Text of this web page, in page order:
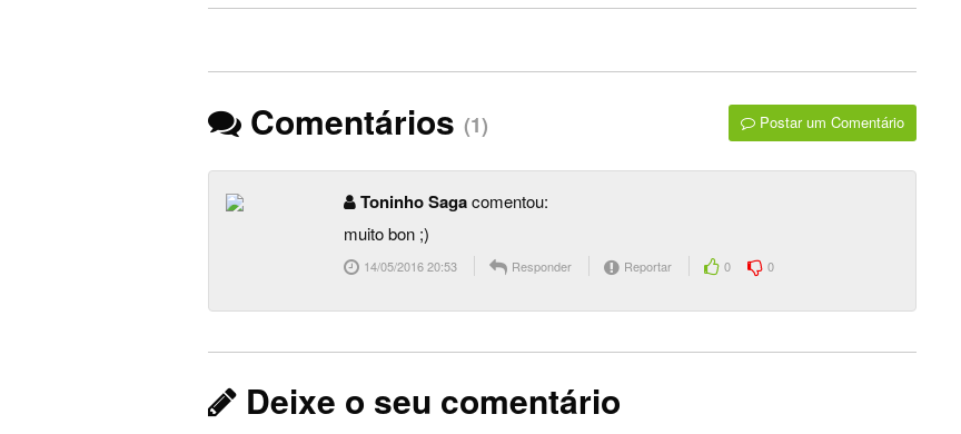
Comentários (1) Postar um Comentário
Toninho Sagacomentou:
muito bon ;)
14/05/2016 20:53 Responder Reportar 0 0
Deixe o seu comentário